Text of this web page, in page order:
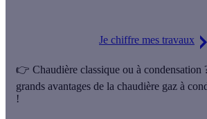
Je chiffre mes travaux
👉 Chaudière classique ou à condensation
grands avantages de la chaudière gaz à
!